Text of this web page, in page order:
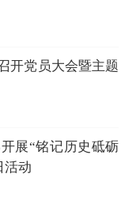
开党员大会暨主题
展“铭记历史砥砺
活动